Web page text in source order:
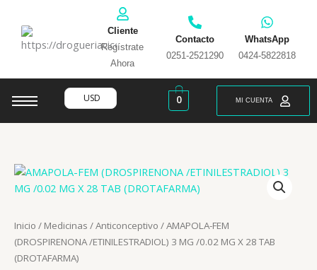
contenido
Cliente
Regístrate
Ahora
Contacto
0251-2521290
WhatsApp
0424-5822818
USD 0 MI CUENTA
Inicio / Medicinas /Anticonceptivo / AMAPOLA-FEM
(DROSPIRENONA /ETINILESTRADIOL) 3 MG /0.02 MG X 28 TAB
(DROTAFARMA)